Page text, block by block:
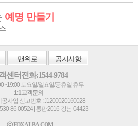
예명 만들기
맨위로 공지사항
센터전화:1544-9784
토요일/일요일/공휴일 휴무
1:1고객문의
공사업 신고번호 : J1200020160028
86-00524 | 통판:2016-강남-04423
ⓒ FOXALBA.COM